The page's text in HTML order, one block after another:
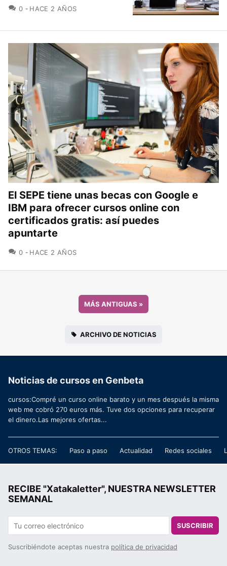
0 COMENTARIOS
HACE 2 AÑOS
El SEPE tiene unas becas con Google e
IBM para ofrecer cursos online con
certificados gratis: así puedes
apuntarte
0 COMENTARIOS
HACE 2 AÑOS
MÁS ANTIGUAS »
ARCHIVO DE NOTICIAS
Noticias de cursos en Genbeta
cursos:Compré un curso online barato y un mes después la misma
web me cobró 270 euros más. Tuve dos opciones para recuperar
el dinero.Las mejores ofertas...
OTROS TEMAS: Paso a paso Actualidad Redes sociales
RECIBE "Xatakaletter", NUESTRA NEWSLETTER
SEMANAL
SUSCRIBIR
Suscribiéndote aceptas nuestra política de privacidad